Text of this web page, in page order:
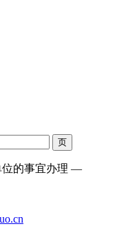
位的事宜办理 —